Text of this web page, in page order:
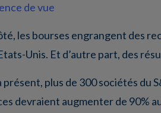
de vue
les bourses engrangent des
Unis. Et d’autre part, des
présent, plus de 300 sociétés du
devraient augmenter de 90%